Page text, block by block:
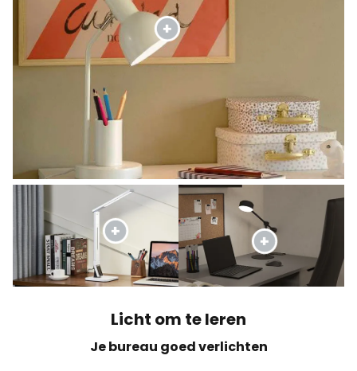
Licht om te leren
Je bureau goed verlichten